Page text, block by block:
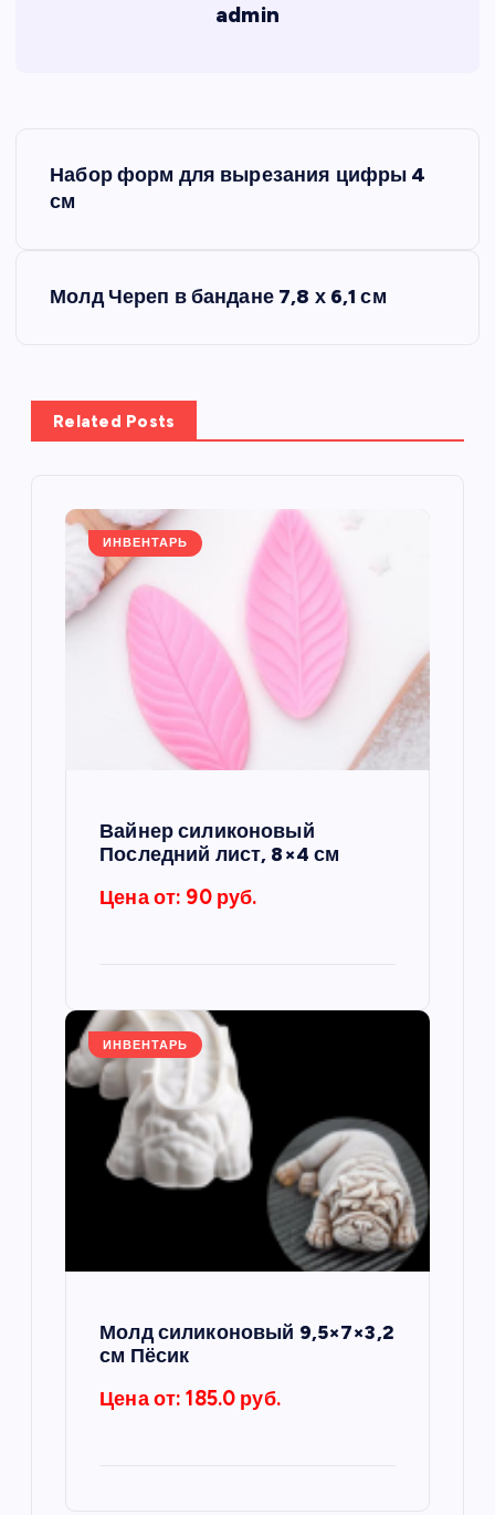
admin
Набор форм для вырезания цифры 4
см
Молд Череп в бандане 7,8 х 6,1 см
Related Posts
ИНВЕНТАРЬ
Вайнер силиконовый
Последний лист, 8×4 см
Цена от: 90 руб.
ИНВЕНТАРЬ
Молд силиконовый 9,5×7×3,2
см Пёсик
Цена от: 185.0 руб.